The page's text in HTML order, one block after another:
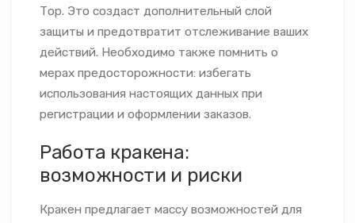
Тор. Это создаст дополнительный слой
защиты и предотвратит отслеживание ваших
действий. Необходимо также помнить о
мерах предосторожности: избегать
использования настоящих данных при
регистрации и оформлении заказов.
Работа кракена:
возможности и риски
Кракен предлагает массу возможностей для